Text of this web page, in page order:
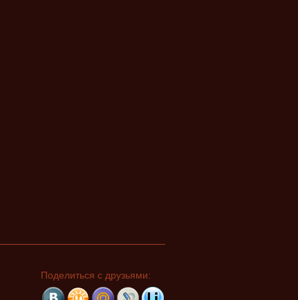
Поделиться с друзьями: